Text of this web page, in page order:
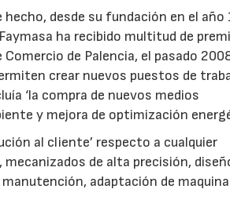
desde su fundación en el año
ha recibido multitud de
de Palencia, el pasado
crear nuevos puestos de
‘la compra de nuevos medios
y mejora de optimización
al cliente’ respecto a cualquier
de alta precisión,
adaptación de